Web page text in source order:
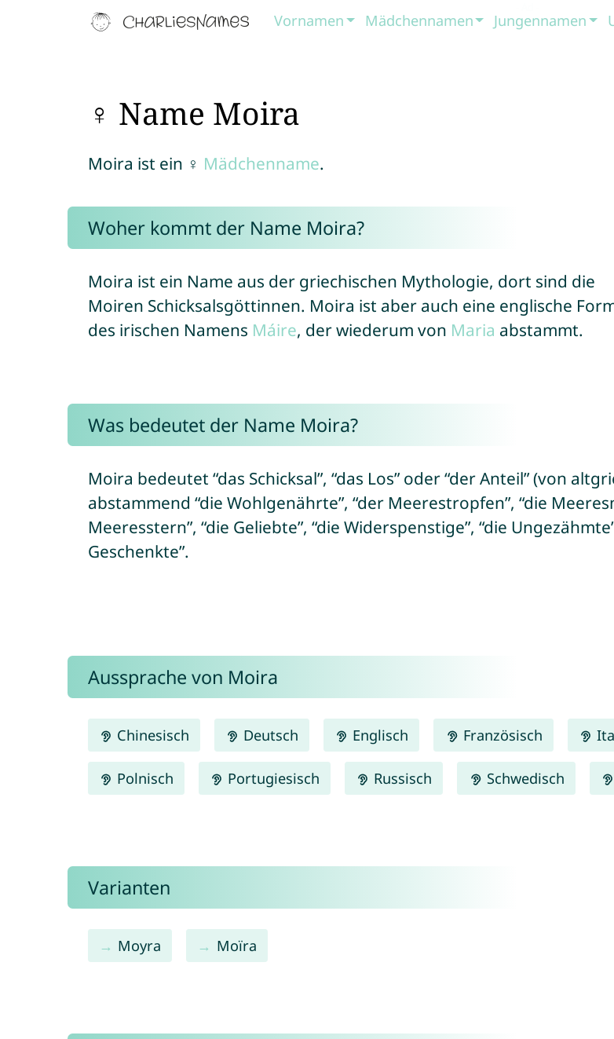
Vornamen Mädchennamen Jungennamen
♀ Name Moira
Moira ist ein ♀ Mädchenname.
Woher kommt der Name Moira?
Moira ist ein Name aus der griechischen Mythologie, dort sind die
Moiren Schicksalsgöttinnen. Moira ist aber auch eine englische
des irischen Namens Máire, der wiederum von Maria abstammt.
Was bedeutet der Name Moira?
Moira bedeutet “das Schicksal”, “das Los” oder “der Anteil” (von
abstammend “die Wohlgenährte”, “der Meerestropfen”, “die
Meeresstern”, “die Geliebte”, “die Widerspenstige”, “die
Geschenkte”.
Aussprache von Moira
Chinesisch Deutsch Englisch Französisch
Polnisch Portugiesisch Russisch Schwedisch
Varianten
Moyra Moïra